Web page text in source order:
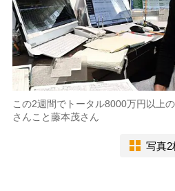
この2週間でトータル8000万円以上
さんこと藤本茂さん
写真2